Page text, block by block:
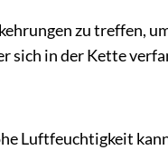
zu treffen,
in der Kette
Luftfeuchtigkeit